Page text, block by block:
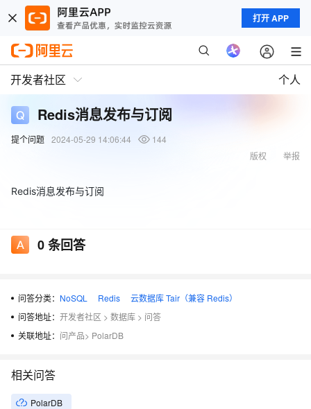
打开 APP
开发者社区 个人
Redis消息发布与订阅
提个问题 2024-05-29 14:06:44
144
举报
版权
Redis消息发布与订阅
0条回答
问答分类： NoSQL Redis
云数据库 Tair（兼容 Redis）
问答地址： 开发者社区 > 数据库 > 问答
关联地址： 问产品> PolarDB
相关问答
PolarDB